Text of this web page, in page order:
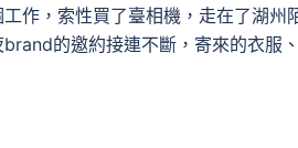
作，索性買了臺相機，走在了湖州
的邀約接連不斷，寄來的衣服